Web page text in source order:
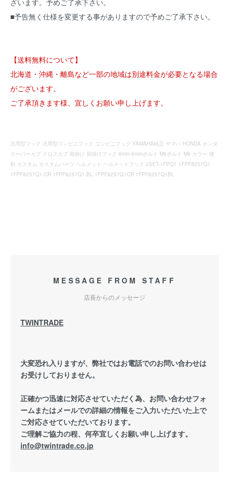
ざいます。予めご了承下さい。
■予告無く仕様を変更する事がありますので予めご了承下さい。
【送料無料について】
北海道・沖縄・離島など一部の地域は別途料金が必要となる場合
がございます。
ご了承頂きます様、宜しくお願い申し上げます。
汎用型フック 汎用型コンビニフック コンビニフック YAMAHA純正 ヤマハ HONDA ホンダ
スーパーカブ クロスカブ 荷掛け 荷掛けフック 6mm 6mmボルト M6ボルト M6 カラー 便
利 カスタム カスタムパーツ ヘルメット ヘルメットフック 2SET-1FPQ1 1FPF8257Q1
1FPF8257Q1-CR 1FPF8257Q1-BL 1FPF8257Q1CR 1FPF8257Q1BL
MESSAGE FROM STAFF
店長からのメッセージ
TWINTRADE
大変恐れ入りますが、弊社ではお電話でのお問い合わせは
お受けしておりません。
正確かつ迅速に対応させていただく為、お問い合わせフォ
ームまたはメールでの詳細の情報をご入力いただいた上で
ご対応させていただいております。
ご理解ご協力の程、何卒宜しくお願い申し上げます。
info@twintrade.co.jp